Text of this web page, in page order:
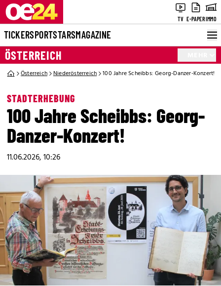
TV E-PAPERIMMO
TICKERSPORTSTARSMAGAZINE
ÖSTERREICH
Österreich Niederösterreich 100 Jahre Scheibbs: Georg-Danzer-Konzert!
STADTERHEBUNG
100 Jahre Scheibbs: Georg-
Danzer-Konzert!
11.06.2026, 10:26